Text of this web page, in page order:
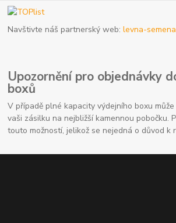
Navštivte náš partnerský web:levna-
Upozornění pro objednávky
boxů
V případě plné kapacity výdejního boxu
vaši zásilku na nejbližší kamennou pobočku.
touto možností, jelikož se nejedná o důvod k